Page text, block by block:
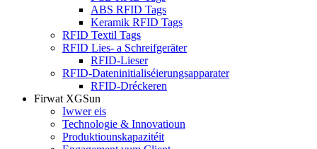
ABS RFID Tags
Keramik RFID Tags
RFID Textil Tags
RFID Lies- a Schreifgeräter
RFID-Lieser
RFID-Dateninitialiséierungsapparater
RFID-Dréckeren
Firwat XGSun
Iwwer eis
Technologie & Innovatioun
Produktiounskapazitéit